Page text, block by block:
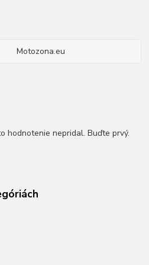
Motozona.eu
hodnotenie nepridal. Buďte prvý.